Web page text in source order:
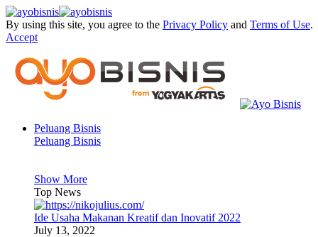
By using this site, you agree to the Privacy Policy and Terms of Use.
Accept
Peluang Bisnis
Peluang Bisnis
Show More
Top News
Ide Usaha Makanan Kreatif dan Inovatif 2022
July 13, 2022